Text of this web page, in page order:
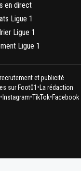
en direct
Ligue 1
Ligue 1
Ligue 1
et publicité
sur Foot01 • La rédaction
• Instagram•TikTok•Facebook